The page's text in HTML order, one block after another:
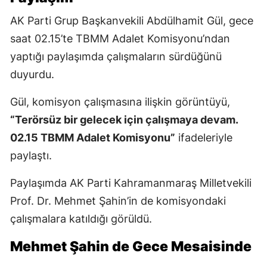
AK Parti Grup Başkanvekili Abdülhamit Gül, gece
saat 02.15’te TBMM Adalet Komisyonu’ndan
yaptığı paylaşımda çalışmaların sürdüğünü
duyurdu.
Gül, komisyon çalışmasına ilişkin görüntüyü,
“Terörsüz bir gelecek için çalışmaya devam.
02.15 TBMM Adalet Komisyonu” ifadeleriyle
paylaştı.
Paylaşımda AK Parti Kahramanmaraş Milletvekili
Prof. Dr. Mehmet Şahin’in de komisyondaki
çalışmalara katıldığı görüldü.
Mehmet Şahin de Gece Mesaisinde